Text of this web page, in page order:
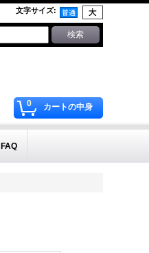
文字サイズ:
0 カートの中身
FAQ